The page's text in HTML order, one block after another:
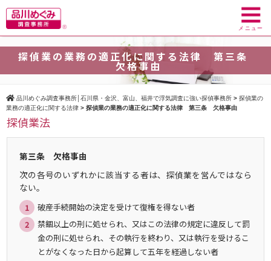
メニュー
探偵業の業務の適正化に関する法律 第三条
欠格事由
品川めぐみ調査事務所│石川県・金沢、富山、福井で浮気調査に強い探偵事務所> 探偵業の
業務の適正化に関する法律 > 探偵業の業務の適正化に関する法律 第三条 欠格事由
探偵業法
第三条 欠格事由
次の各号のいずれかに該当する者は、探偵業を営んではなら
ない。
破産手続開始の決定を受けて復権を得ない者
禁錮以上の刑に処せられ、又はこの法律の規定に違反して罰
金の刑に処せられ、その執行を終わり、又は執行を受けるこ
とがなくなった日から起算して五年を経過しない者